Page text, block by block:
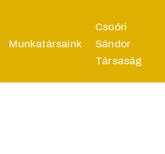
Munkatársaink
Csoóri
Sándor
Társaság